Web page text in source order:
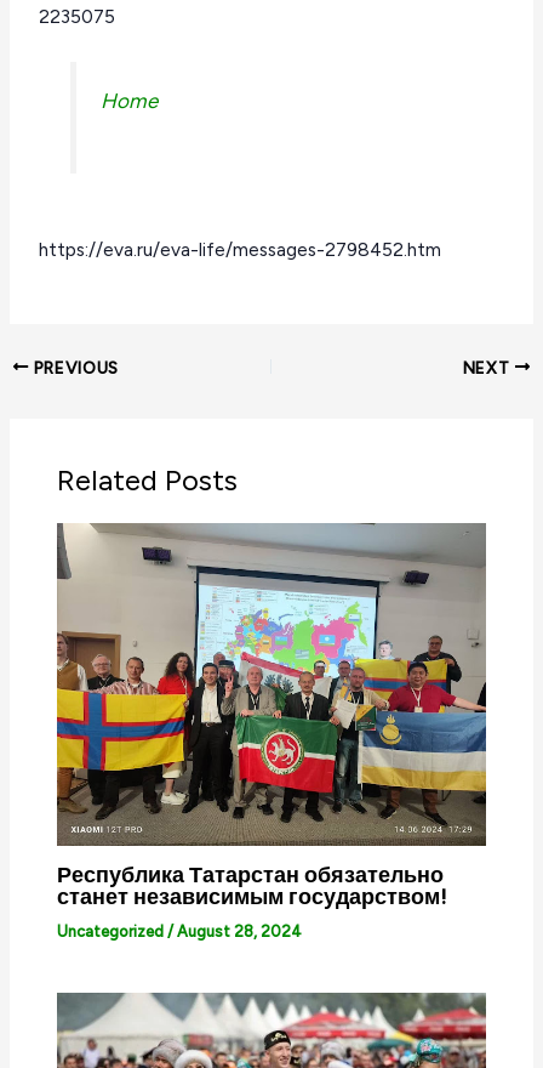
2235075
Home
https://eva.ru/eva-life/messages-2798452.htm
PREVIOUS NEXT
Related Posts
Республика Татарстан обязательно
станет независимым государством!
Uncategorized /August 28, 2024